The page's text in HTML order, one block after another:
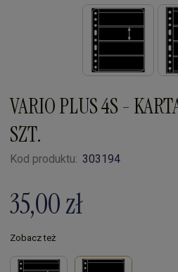
VARIO PLUS 4S -
SZT.
Kod produktu: 303194
35,00 zł
Zobacz też